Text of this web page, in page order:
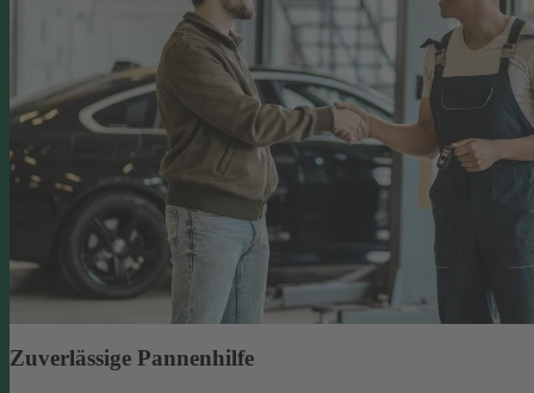
Zuverlässige Pannenhilfe